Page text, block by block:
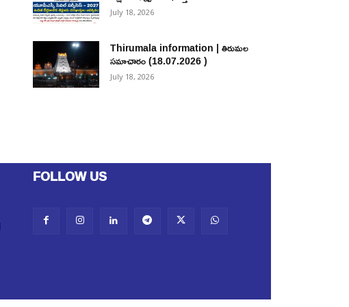
July 18, 2026
Thirumala information | తిరుమల
సమాచారం (18.07.2026 )
July 18, 2026
FOLLOW US